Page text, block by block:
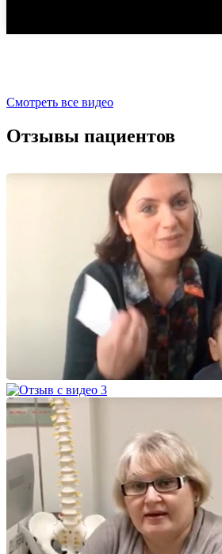
Смотреть все видео
Отзывы пациентов